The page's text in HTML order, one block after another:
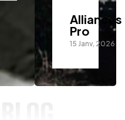
Alliances
Pro
15 Janv, 2026